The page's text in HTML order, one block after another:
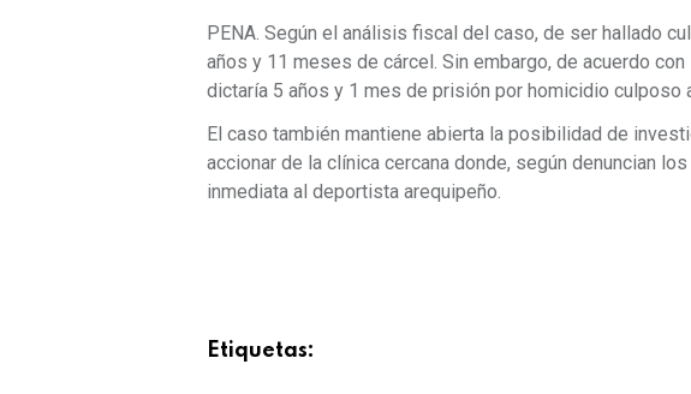
PENA. Según el análisis fiscal del caso, de ser hallado
años y 11 meses de cárcel. Sin embargo, de acuerdo
dictaría 5 años y 1 mes de prisión por homicidio culposo
El caso también mantiene abierta la posibilidad de
accionar de la clínica cercana donde, según denuncian
inmediata al deportista arequipeño.
Etiquetas: